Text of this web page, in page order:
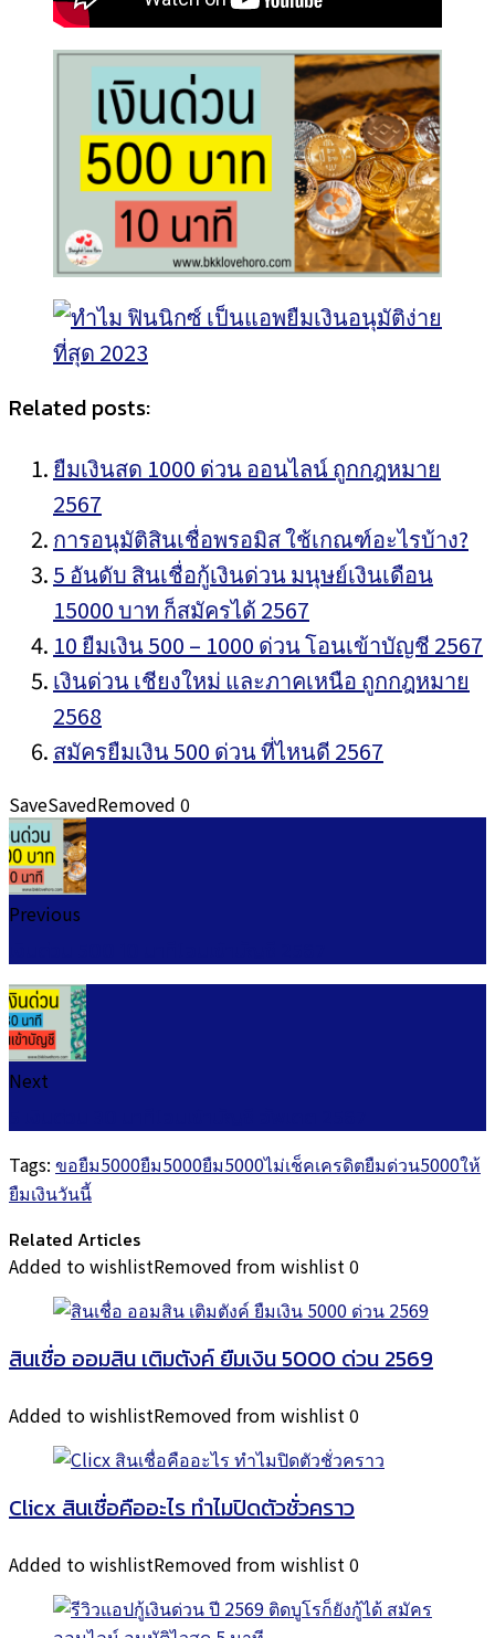
Related posts:
ยืมเงินสด 1000 ด่วน ออนไลน์ ถูกกฎหมาย
2567
การอนุมัติสินเชื่อพรอมิส ใช้เกณฑ์อะไรบ้าง?
5 อันดับ สินเชื่อกู้เงินด่วน มนุษย์เงินเดือน
15000 บาท ก็สมัครได้ 2567
10 ยืมเงิน 500 – 1000 ด่วน โอนเข้าบัญชี 2567
เงินด่วน เชียงใหม่ และภาคเหนือ ถูกกฎหมาย
2568
สมัครยืมเงิน 500 ด่วน ที่ไหนดี 2567
SaveSavedRemoved 0
Previous
Next
Tags: ขอยืม5000ยืม5000ยืม5000ไม่เช็คเครดิตยืมด่วน5000ให้
ยืมเงินวันนี้
Related Articles
Added to wishlistRemoved from wishlist0
สินเชื่อ ออมสิน เติมตังค์ ยืมเงิน 5000 ด่วน 2569
Added to wishlistRemoved from wishlist0
Clicx สินเชื่อคืออะไร ทำไมปิดตัวชั่วคราว
Added to wishlistRemoved from wishlist0